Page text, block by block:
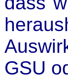
GSU